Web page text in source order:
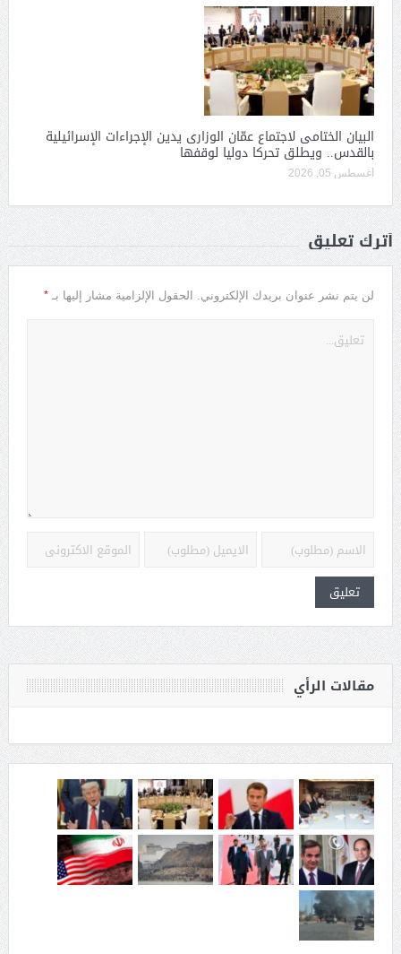
البيان الختامى لاجتماع عمّان الوزارى يدين الإجراءات الإسرائيلية
بالقدس.. ويطلق تحركا دوليا لوقفها
أغسطس 05, 2026
أترك تعليق
لن يتم نشر عنوان بريدك الإلكتروني. الحقول الإلزامية مشار إليها بـ *
مقالات الرأي